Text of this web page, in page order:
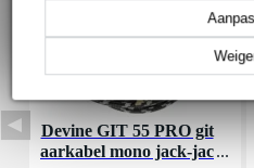
Devine GIT 55 PRO git
aarkabel mono jack-jac